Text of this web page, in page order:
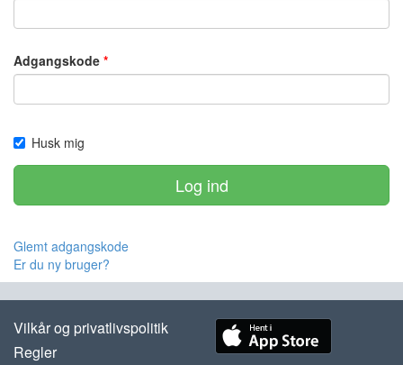
Adgangskode
Husk mig
Log ind
Glemt adgangskode
Er du ny bruger?
Vilkår og privatlivspolitik
Regler